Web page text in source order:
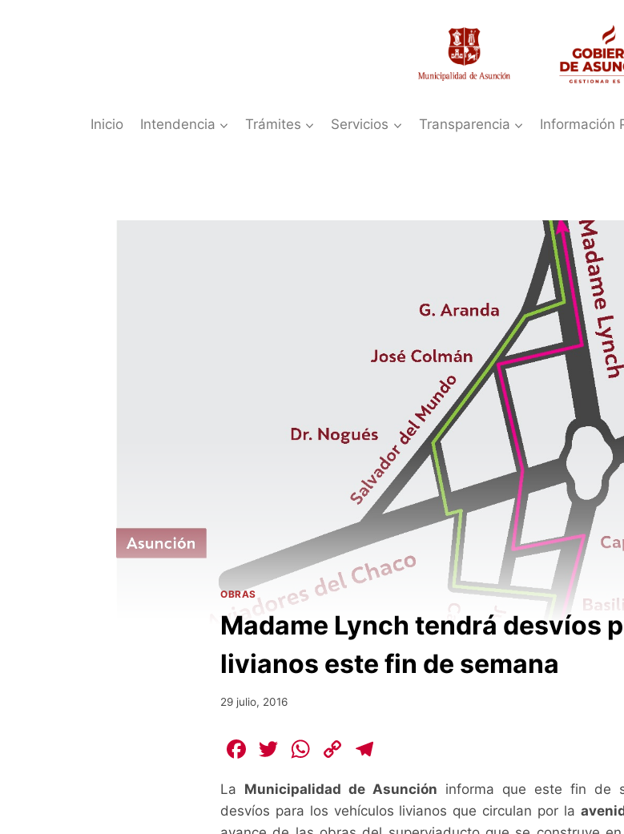
Inicio Intendencia Trámites Servicios Transparencia Información
OBRAS
Madame Lynch tendrá desvíos
livianos este fin de semana
29 julio, 2016
F
c
e
T
itt
er
W
at
s
C
p
y
e
gr
La Municipalidad de Asunción informa que este fin de
desvíos para los vehículos livianos que circulan por la